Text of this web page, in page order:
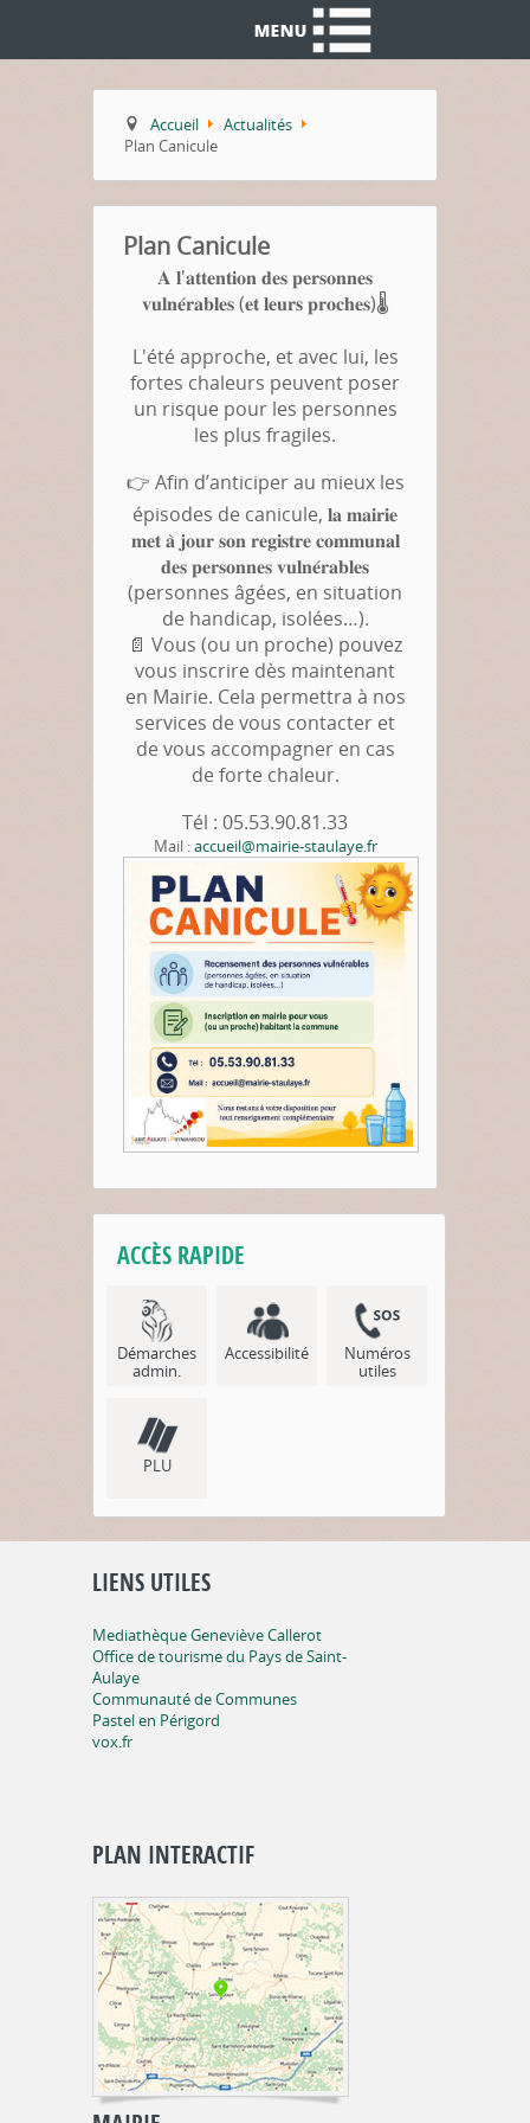
Accueil
Actualités
Plan Canicule
Plan Canicule
𝐀 𝐥'𝐚𝐭𝐭𝐞𝐧𝐭𝐢𝐨𝐧 𝐝𝐞𝐬 𝐩𝐞𝐫𝐬𝐨𝐧𝐧𝐞𝐬
𝐯𝐮𝐥𝐧𝐞́𝐫𝐚𝐛𝐥𝐞𝐬 (𝐞𝐭 𝐥𝐞𝐮𝐫𝐬 𝐩𝐫𝐨𝐜𝐡𝐞𝐬)🌡️
L'été approche, et avec lui, les
fortes chaleurs peuvent poser
un risque pour les personnes
les plus fragiles.
👉 Afin d’anticiper au mieux les
épisodes de canicule, 𝐥𝐚 𝐦𝐚𝐢𝐫𝐢𝐞
𝐦𝐞𝐭 𝐚̀ 𝐣𝐨𝐮𝐫 𝐬𝐨𝐧 𝐫𝐞𝐠𝐢𝐬𝐭𝐫𝐞 𝐜𝐨𝐦𝐦𝐮𝐧𝐚𝐥
𝐝𝐞𝐬 𝐩𝐞𝐫𝐬𝐨𝐧𝐧𝐞𝐬 𝐯𝐮𝐥𝐧𝐞́𝐫𝐚𝐛𝐥𝐞𝐬
(personnes âgées, en situation
de handicap, isolées…).
📄 Vous (ou un proche) pouvez
vous inscrire dès maintenant
en Mairie. Cela permettra à nos
services de vous contacter et
de vous accompagner en cas
de forte chaleur.
Tél : 05.53.90.81.33
Mail :accueil@mairie-staulaye.fr
ACCÈS RAPIDE
Démarches
admin.
Accessibilité
Numéros
utiles
PLU
LIENS UTILES
Mediathèque Geneviève Callerot
Office de tourisme du Pays de Saint-
Aulaye
Communauté de Communes
Pastel en Périgord
vox.fr
PLAN INTERACTIF